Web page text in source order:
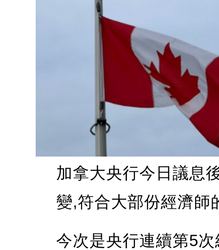
加拿大央行今日議息
變,符合大部份經濟師
今次是央行連續第5